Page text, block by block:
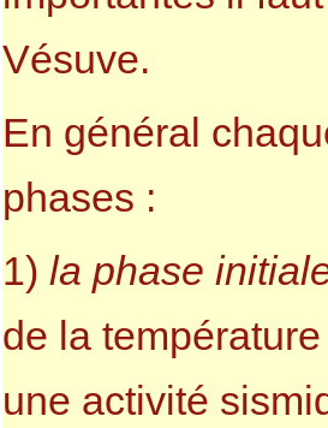
Vésuve.
En général
phases :
1) la phase
de la
une activité